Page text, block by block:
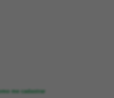
me cadastrar